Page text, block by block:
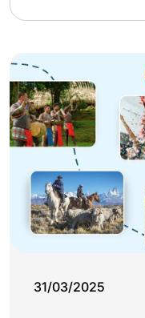
31/03/2025